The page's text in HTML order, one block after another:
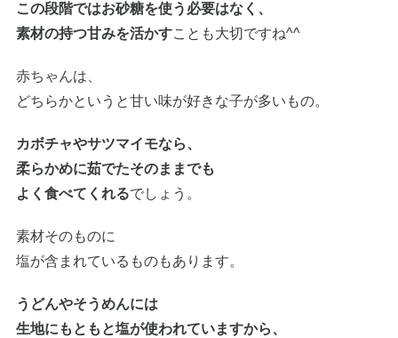
この段階ではお砂糖を使う必要はなく、
素材の持つ甘みを活かすことも大切ですね^^
赤ちゃんは、
どちらかというと甘い味が好きな子が多いもの。
カボチャやサツマイモなら、
柔らかめに茹でたそのままでも
よく食べてくれるでしょう。
素材そのものに
塩が含まれているものもあります。
うどんやそうめんには
生地にもともと塩が使われていますから、